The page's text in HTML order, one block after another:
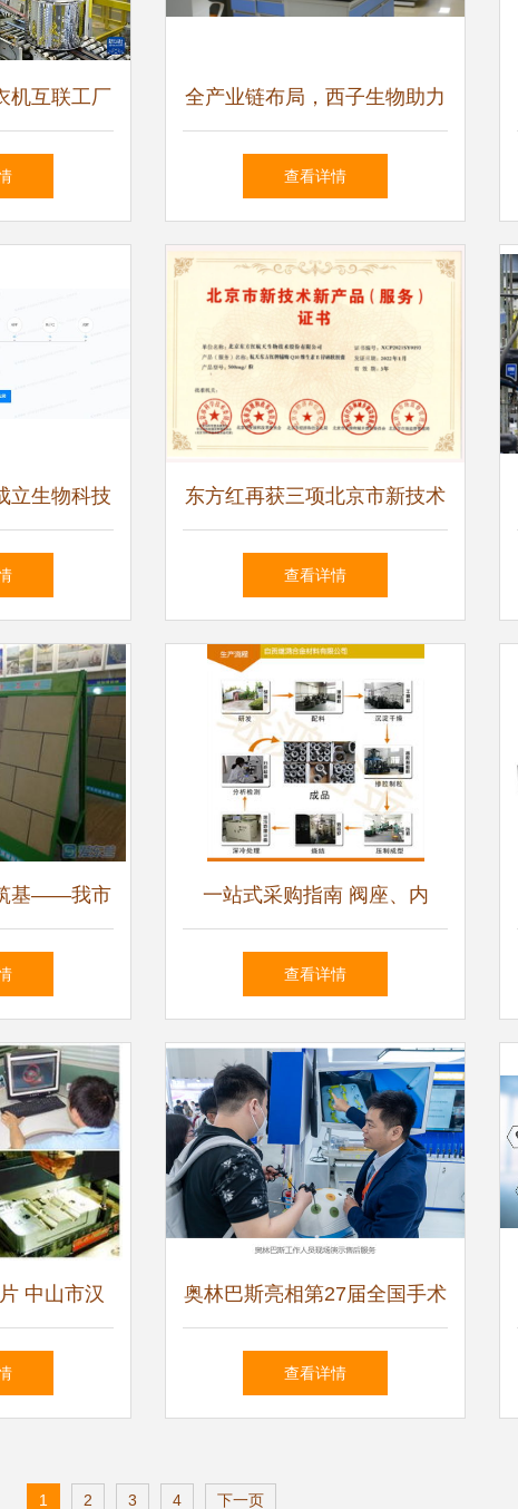
机互联工厂
术内涵与服
全产业链布局，西子生物助力
新中式热敷养生新风尚
查看详情
立生物科技
服务与研发
东方红再获三项北京市新技术
新产品（服务）证书 技术服
查看详情
基——我市
小企业发展
一站式采购指南 阀座、内
套、合金套、轴套、防磨套等
查看详情
中山市汉
术服务中心
奥林巴斯亮相第27届全国手术
室护理学术交流会议，以创新
查看详情
1 2 3 4 下一页